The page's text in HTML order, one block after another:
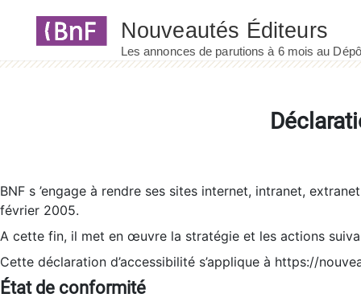
BNF s ’engage à rendre ses sites internet, intranet,
février 2005.
A cette fin, il met en œuvre la stratégie et les actions
Cette déclaration d’accessibilité s’applique à https://
État de conformité